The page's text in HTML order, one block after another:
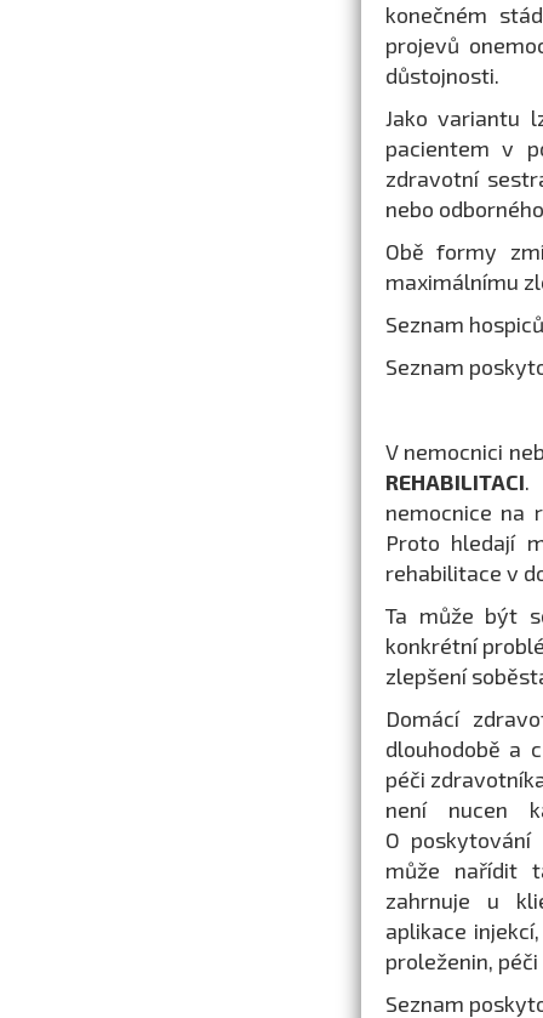
konečném
projevů
důstojnosti.
Jako variantu
pacientem v
zdravotní
nebo
Obě formy
maximálnímu
Seznam
Seznam
V nemocnici
REHABILITACI.
nemocnice na
Proto hledají
rehabilitace v
Ta může být
konkrétní
zlepšení
Domácí
dlouhodobě a
péči
není nucen
O
může nařídit
zahrnuje u
aplikace
proleženin,
Seznam